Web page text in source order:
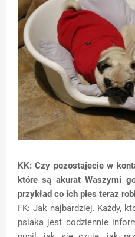
KK: Czy pozostajecie w
które są akurat Waszymi
przykład co ich pies teraz
FK: Jak najbardziej. Każdy,
psiaka jest codziennie